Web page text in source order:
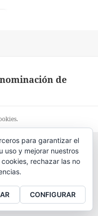
de
.
para garantizar el
uso y mejorar nuestros
rechazar las no
CONFIGURAR